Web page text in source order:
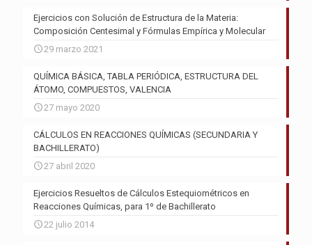
Ejercicios con Solución de Estructura de la Materia:
Composición Centesimal y Fórmulas Empírica y Molecular
29 marzo 2021
QUÍMICA BÁSICA, TABLA PERIÓDICA, ESTRUCTURA DEL
ÁTOMO, COMPUESTOS, VALENCIA
27 mayo 2020
CÁLCULOS EN REACCIONES QUÍMICAS (SECUNDARIA Y
BACHILLERATO)
27 abril 2020
Ejercicios Resueltos de Cálculos Estequiométricos en
Reacciones Químicas, para 1º de Bachillerato
22 julio 2014